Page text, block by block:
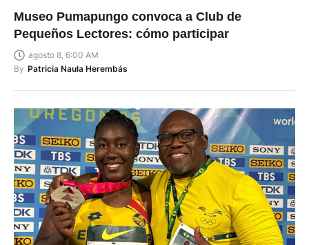
Museo Pumapungo convoca a Club de
Pequeños Lectores: cómo participar
agosto 8, 6:00 AM
By Patricia Naula Herembás